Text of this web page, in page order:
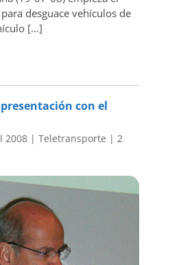
desguace vehículos de
[…]
con el
2008| Teletransporte | 2